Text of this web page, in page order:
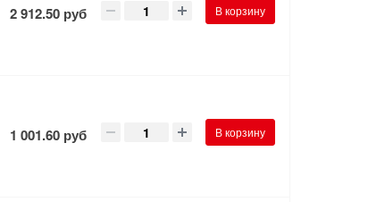
2 912.50 руб В корзину
1 001.60 руб В корзину